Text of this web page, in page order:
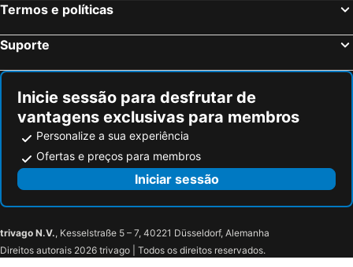
Termos e políticas
Suporte
Inicie sessão para desfrutar de
vantagens exclusivas para membros
Personalize a sua experiência
Ofertas e preços para membros
Iniciar sessão
trivago N.V., Kesselstraße 5 – 7, 40221 Düsseldorf, Alemanha
Direitos autorais 2026 trivago | Todos os direitos reservados.